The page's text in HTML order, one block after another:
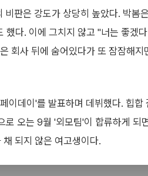
판은 강도가 상당히 높았다. 박봄
다. 이에 그치지 않고 "너는 좋겠
회사 뒤에 숨어있다가 또 잠잠해
이데이'를 발표하며 데뷔했다. 힙합
오는 9월 '외모팀'이 합류하게 되
되지 않은 여고생이다.